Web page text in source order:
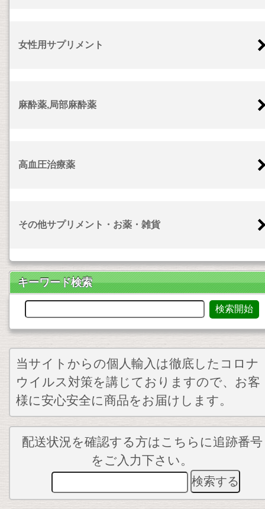
女性用サプリメント
麻酔薬,局部麻酔薬
高血圧治療薬
その他サプリメント・お薬・雑貨
キーワード検索
当サイトからの個人輸入は徹底したコロナ
ウイルス対策を講じておりますので、お客
様に安心安全に商品をお届けします。
配送状況を確認する方はこちらに追跡番号
をご入力下さい。